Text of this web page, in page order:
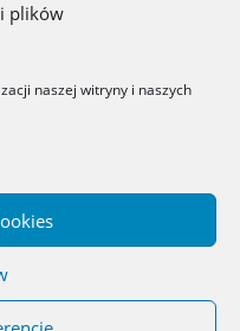
plików
naszej witryny i naszych
dla dzieci i młodzieży –
rights reserved.